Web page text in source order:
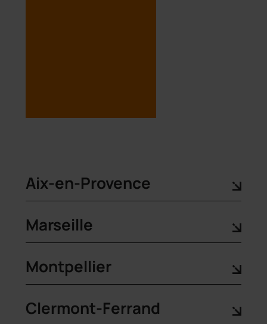
Aix-en-Provence
Marseille
Montpellier
Clermont-Ferrand